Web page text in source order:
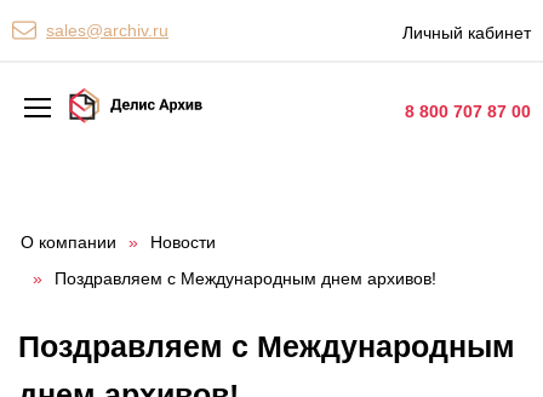
sales@archiv.ru Личный кабинет
8 800 707 87 00
Персональные сервисы
Хранение документов
Уничтожение документов
О компании »
Новости
»
Поздравляем с Международным днем архивов!
Поздравляем с Международным